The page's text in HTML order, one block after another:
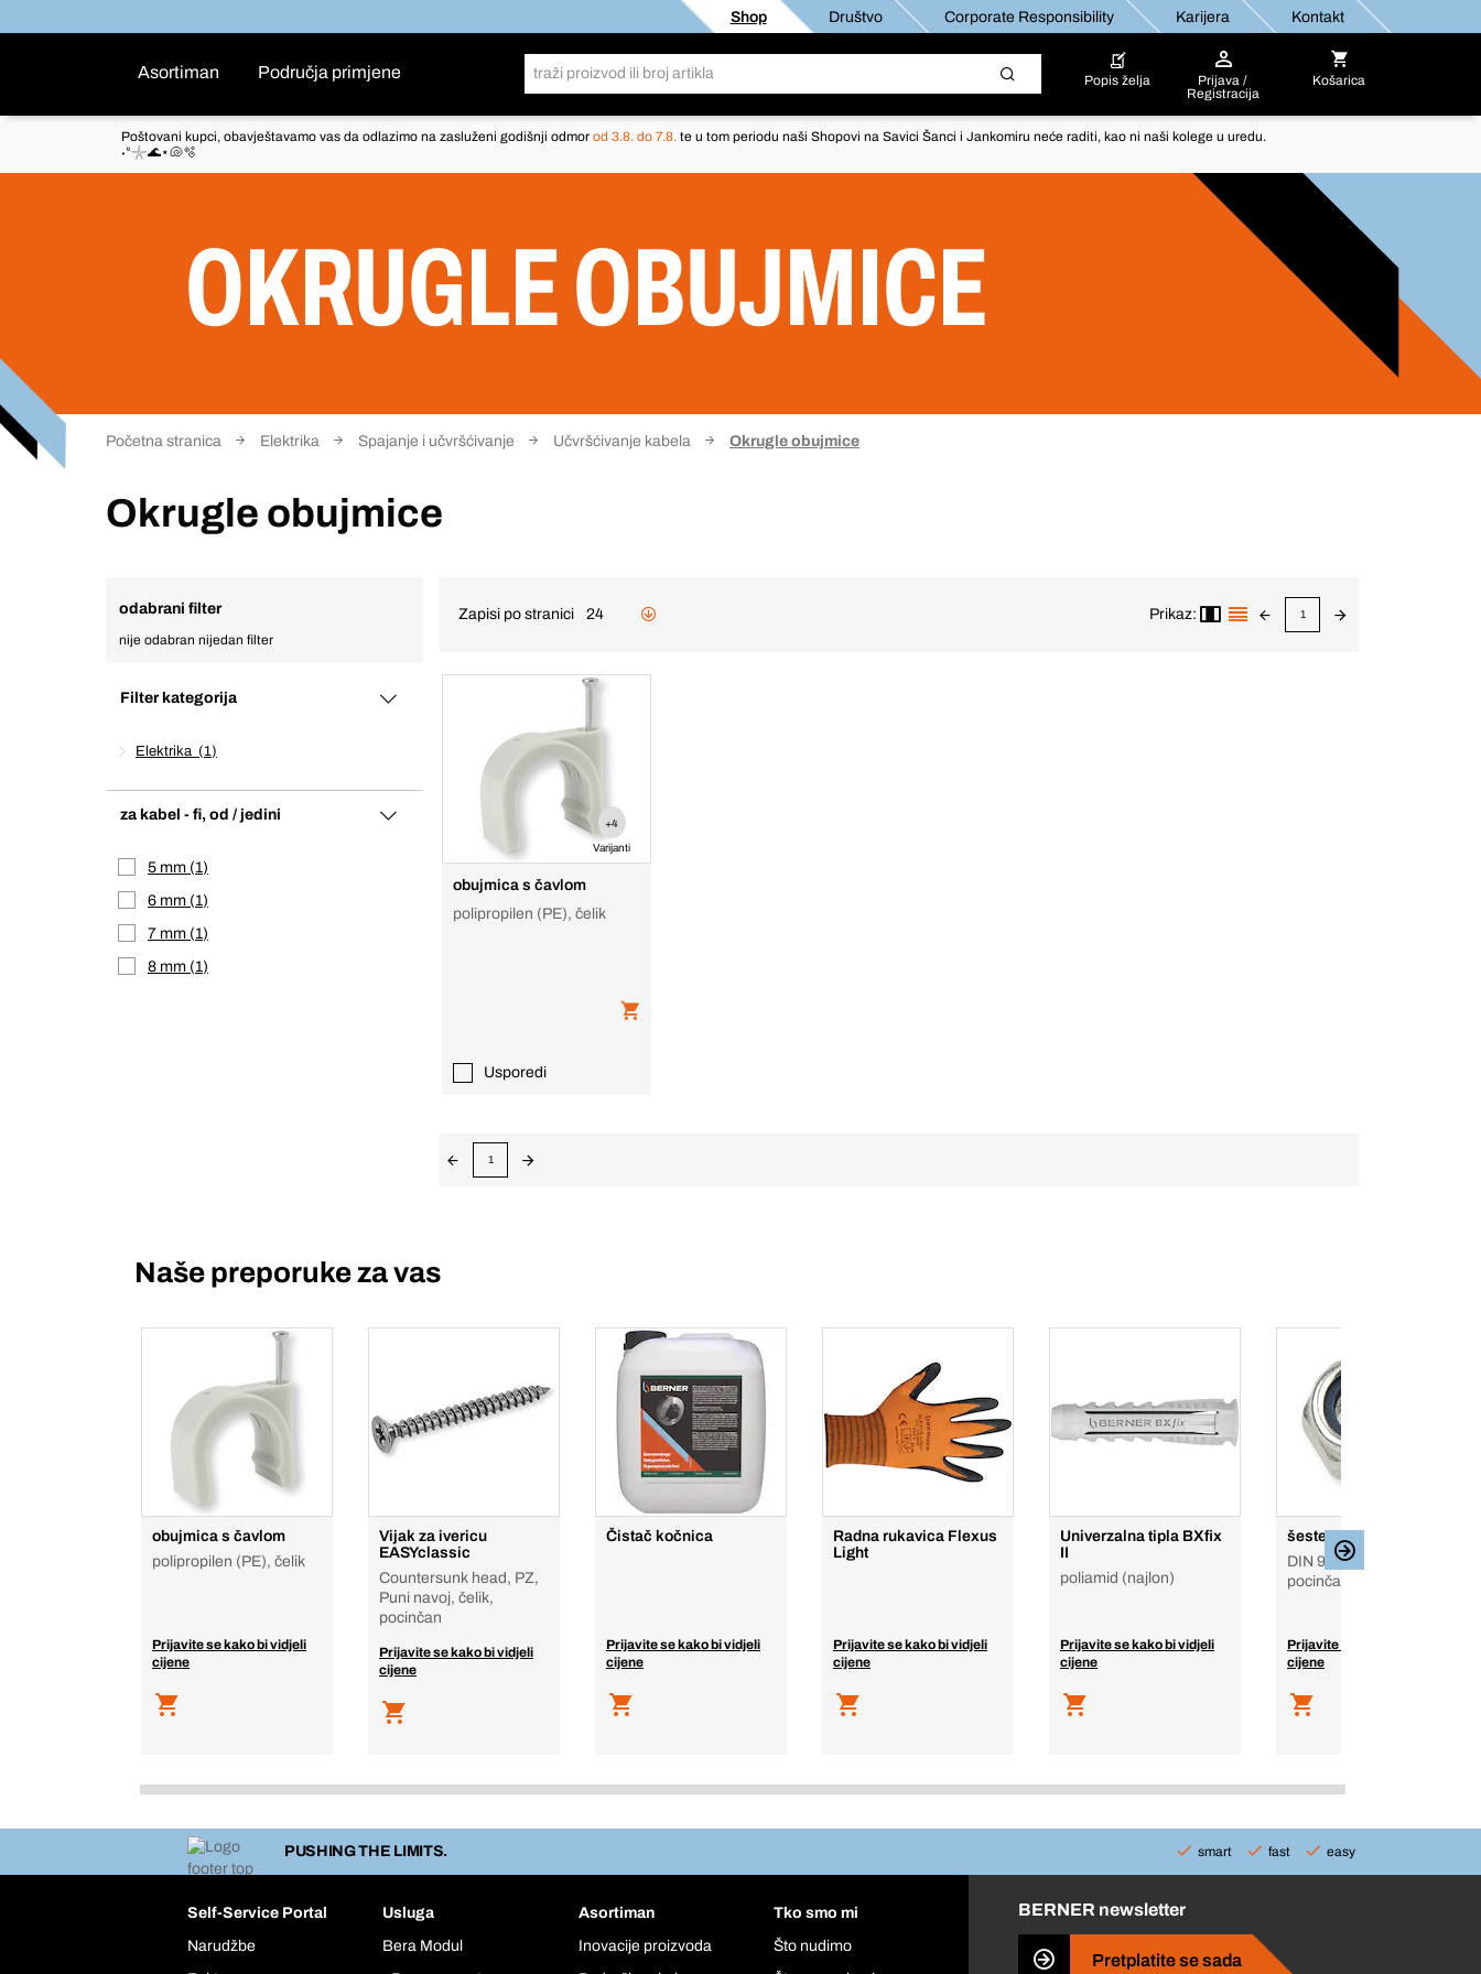
Shop Društvo Corporate Responsibility Karijera Kontakt
Asortiman Područja primjene Popis želja
Prijava /
Registracija
Košarica
Poštovani kupci, obavještavamo vas da odlazimo na zasluženi godišnji odmor od 3.8. do 7.8. te u tom periodu naši Shopovi na Savici Šanci i Jankomiru neće raditi, kao ni naši kolege u uredu.
˖°𓇼🌊⋆🐚🫧
OKRUGLE OBUJMICE
Početna stranica Elektrika Spajanje i učvršćivanje Učvršćivanje kabela Okrugle obujmice
Okrugle obujmice
odabrani filter
nije odabran nijedan filter
Filter kategorija
Elektrika 1
za kabel - fi, od / jedini
5 mm 1
6 mm 1
7 mm 1
8 mm 1
Zapisi po stranici 24 Prikaz: 1
+4
Varijanti
obujmica s čavlom
polipropilen (PE), čelik
Usporedi
1
Naše preporuke za vas
obujmica s čavlom
polipropilen (PE), čelik
Prijavite se kako bi vidjeli
cijene
Vijak za ivericu
EASYclassic
Countersunk head, PZ,
Puni navoj, čelik,
pocinčan
Prijavite se kako bi vidjeli
cijene
Čistač kočnica
Prijavite se kako bi vidjeli
cijene
Radna rukavica Flexus
Light
Prijavite se kako bi vidjeli
cijene
Univerzalna tipla BXfix
II
poliamid (najlon)
Prijavite se kako bi vidjeli
cijene
šesterokutna matica
DIN 982, čelik, 8,
pocinčan
Prijavite se kako bi vidjeli
cijene
PUSHING THE LIMITS. smart fast easy
Self-Service Portal
Narudžbe
Usluga
Bera Modul
Asortiman
Inovacije proizvoda
Tko smo mi
Što nudimo
BERNER newsletter
Pretplatite se sada